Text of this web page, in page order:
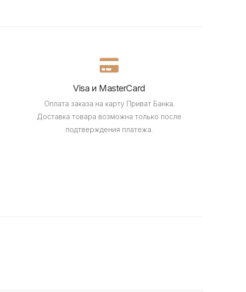
Visa и MasterCard
Оплата заказа на карту Приват Банка.
Доставка товара возможна только после
подтверждения платежа.